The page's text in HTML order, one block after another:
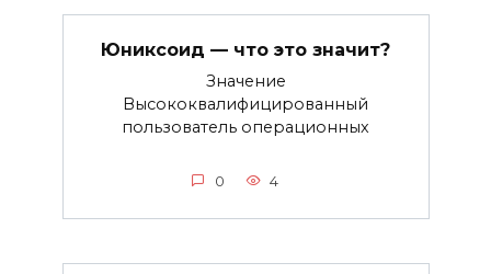
Юниксоид — что это значит?
Значение
Высококвалифицированный
пользователь операционных
0 4